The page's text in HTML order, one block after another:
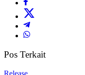
Pos Terkait
Release